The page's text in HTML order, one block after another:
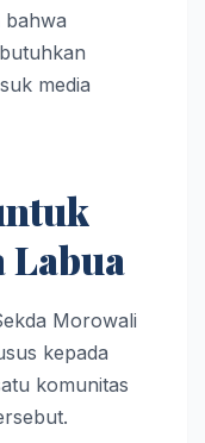
bahwa
media
Labua
Morowali
kepada
komunitas